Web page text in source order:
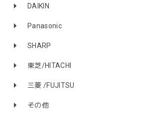
DAIKIN
Panasonic
SHARP
東芝/HITACHI
三菱 /FUJITSU
その他